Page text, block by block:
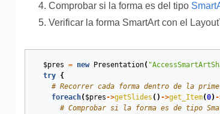
Comprobar si la forma es del tipo
Verificar la forma SmartArt con el
$pres = new Presentation(
try
{
# Recorrer cada forma dentro de la
foreach( $pres->getSlides () ->get_Item(0) -
# Comprobar si la forma es de tipo